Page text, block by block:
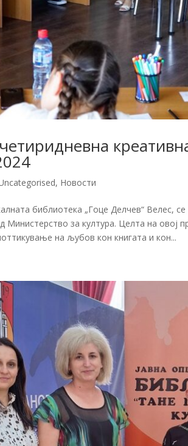
, Новости
библиотека „Гоце Делчев“ Велес,
за култура. Целта на овој
на љубов кон книгата и кон...